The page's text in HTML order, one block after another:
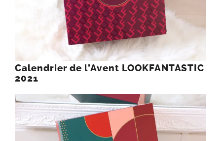
Calendrier de l’Avent LOOKFANTASTIC
2021